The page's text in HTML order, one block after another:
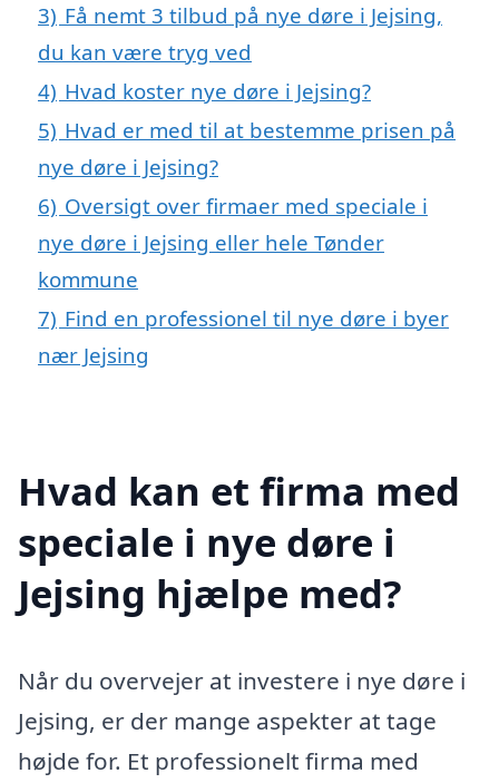
3) Få nemt 3 tilbud på nye døre i Jejsing,
du kan være tryg ved
4) Hvad koster nye døre i Jejsing?
5) Hvad er med til at bestemme prisen på
nye døre i Jejsing?
6) Oversigt over firmaer med speciale i
nye døre i Jejsing eller hele Tønder
kommune
7) Find en professionel til nye døre i byer
nær Jejsing
Hvad kan et firma med
speciale i nye døre i
Jejsing hjælpe med?
Når du overvejer at investere i nye døre i
Jejsing, er der mange aspekter at tage
højde for. Et professionelt firma med